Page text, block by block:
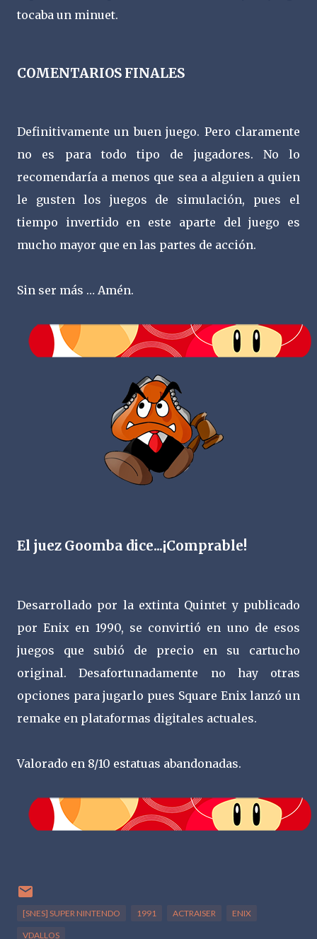
tocaba un minuet.
COMENTARIOS FINALES
Definitivamente un buen juego. Pero claramente
no es para todo tipo de jugadores. No lo
recomendaría a menos que sea a alguien a quien
le gusten los juegos de simulación, pues el
tiempo invertido en este aparte del juego es
mucho mayor que en las partes de acción.
Sin ser más … Amén.
El juez Goomba dice...¡Comprable!
Desarrollado por la extinta Quintet y publicado
por Enix en 1990, se convirtió en uno de esos
juegos que subió de precio en su cartucho
original. Desafortunadamente no hay otras
opciones para jugarlo pues Square Enix lanzó un
remake en plataformas digitales actuales.
Valorado en 8/10 estatuas abandonadas.
[SNES] SUPER NINTENDO 1991 ACTRAISER ENIX
VDALLOS